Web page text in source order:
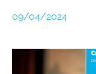
09/04/2024